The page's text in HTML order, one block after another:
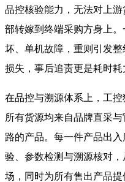
品控核验能力，无法对上
部转嫁到终端采购方身上
坏、单机故障，重则引发
损失，事后追责更是耗时耗
在品控与溯源体系上，工
所有货源均来自品牌直采
路的产品。每一件产品出
验、参数检测与溯源核对
场，同时为所有售出产品